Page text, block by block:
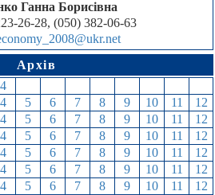
Ганна Борисівна
26-28, (050) 382-06-63
Архів
4
4 5 6 7 8 9 10 11
12
4 5 6 7 8 9 10 11
12
4 5 6 7 8 9 10 11
12
4 5 6 7 8 9 10 11
12
4 5 6 7 8 9 10 11
12
4 5 6 7 8 9 10 11
12